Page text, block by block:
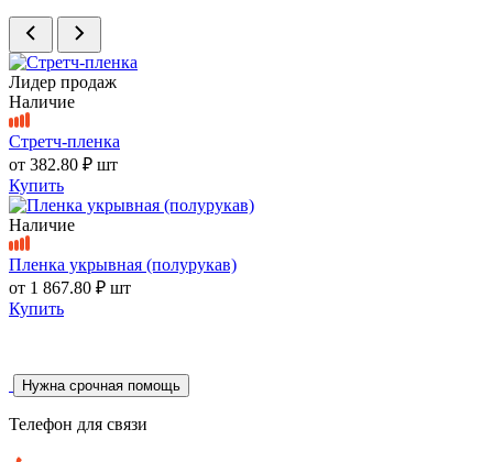
Лидер продаж
Наличие
Стретч-пленка
от 382.80 ₽ шт
Купить
Наличие
Пленка укрывная (полурукав)
от 1 867.80 ₽ шт
Купить
Нужна срочная помощь
Телефон для связи